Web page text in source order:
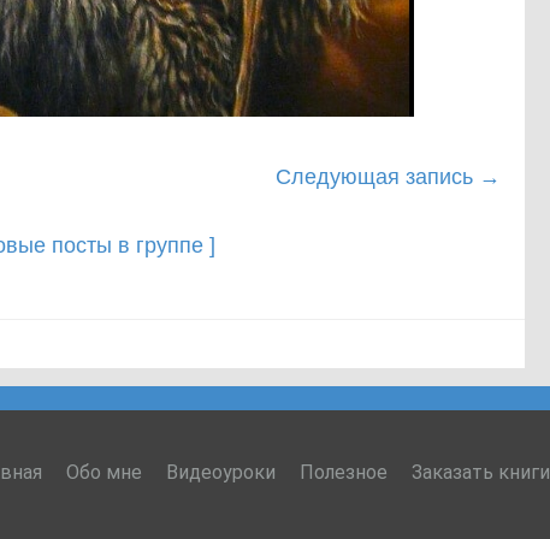
Следующая запись →
посты в группе ]
Обо мне Видеоуроки Полезное Заказать книги